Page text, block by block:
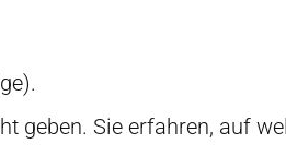
geben. Sie erfahren, auf